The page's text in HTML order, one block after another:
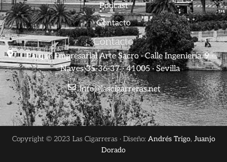
Podcast
Contacto
Contacto
Parque Empresarial Arte Sacro · Calle Ingeniería, 9 ·
Naves 35-36-37 · 41005 · Sevilla
info@lascigarreras.net
Copyright © 2023 Las Cigarreras · Diseño: Andrés Trigo, Juanjo
Dorado